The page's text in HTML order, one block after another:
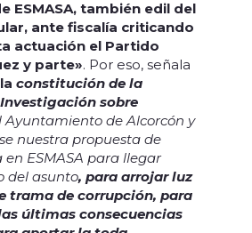
ESMASA, también edil del
ante fiscalía criticando
actuación el Partido
y parte». Por eso, señala
constitución de la
sobre
Ayuntamiento de Alcorcón y
nuestra propuesta de
ESMASA para llegar
del asunto, para arrojar luz
trama de corrupción, para
últimas consecuencias